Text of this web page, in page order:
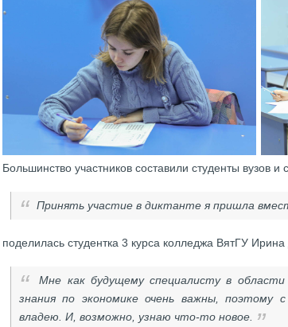
Большинство участников составили студенты вузов и
Принять участие в диктанте я пришла
поделилась студентка 3 курса колледжа ВятГУ
Мне как будущему специалисту в
знания по экономике очень важны,
владею. И, возможно, узнаю что-то новое.